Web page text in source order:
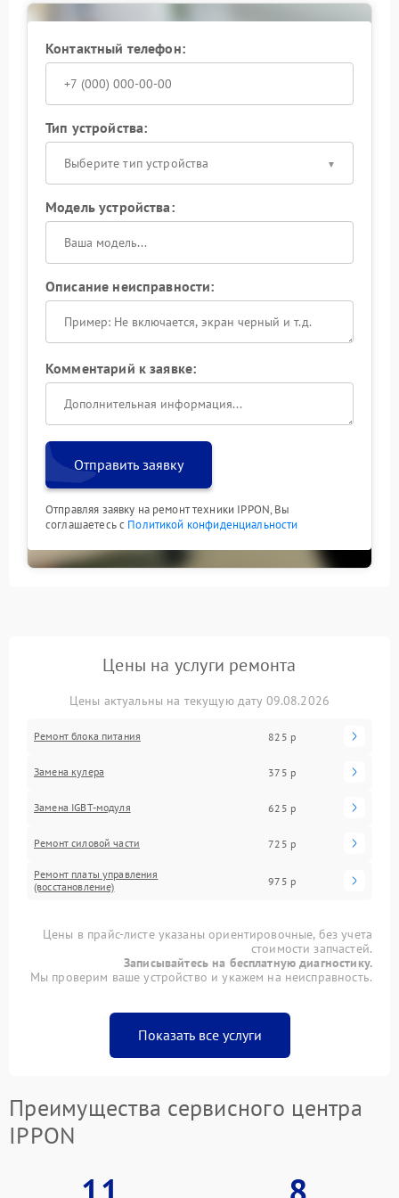
доверить ремонт специалистам, чтобы устройство
Контактный телефон:
Тип устройства:
Выберите тип устройства
Модель устройства:
Описание неисправности:
Комментарий к заявке:
Отправить заявку
Отправляя заявку на ремонт техники IPPON, Вы
соглашаетесь с Политикой конфиденциальности
Цены на услуги ремонта
Цены актуальны на текущую дату 09.08.2026
Ремонт блока питания 825 р
Замена кулера 375 р
Замена IGBT-модуля 625 р
Ремонт силовой части 725 р
Ремонт платы управления
(восстановление)
975 р
Цены в прайс-листе указаны ориентировочные, без учета
стоимости запчастей.
Записывайтесь на бесплатную диагностику.
Мы проверим ваше устройство и укажем на неисправность.
Показать все услуги
Преимущества сервисного центра
IPPON